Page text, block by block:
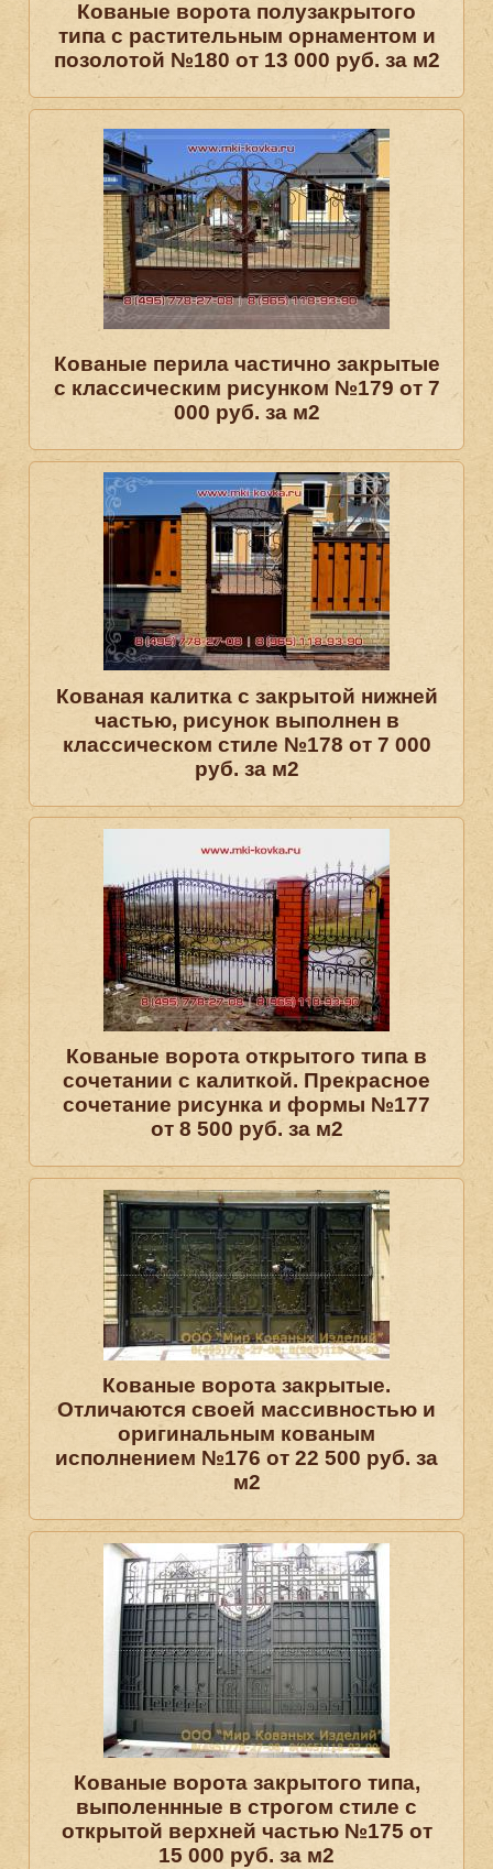
Кованые ворота полузакрытого
типа с растительным орнаментом и
позолотой №180 от 13 000 руб. за м2
Кованые перила частично закрытые
с классическим рисунком №179 от 7
000 руб. за м2
Кованая калитка с закрытой нижней
частью, рисунок выполнен в
классическом стиле №178 от 7 000
руб. за м2
Кованые ворота открытого типа в
сочетании с калиткой. Прекрасное
сочетание рисунка и формы №177
от 8 500 руб. за м2
Кованые ворота закрытые.
Отличаются своей массивностью и
оригинальным кованым
исполнением №176 от 22 500 руб. за
м2
Кованые ворота закрытого типа,
выполеннные в строгом стиле с
открытой верхней частью №175 от
15 000 руб. за м2